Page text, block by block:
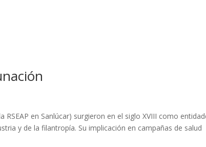
en Sanlúcar) surgieron en el siglo XVIII como
y de la filantropía. Su implicación en campañas de salud